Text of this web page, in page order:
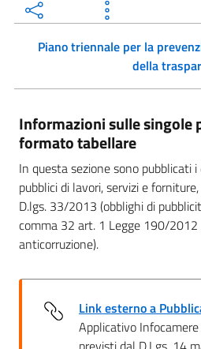
Piano triennale per la prevenzione della corruzione e
della
Informazioni sulle singole
formato tabellare
In questa sezione sono
pubblici di lavori, servizi e
D.lgs. 33/2013 (obblighi di
comma 32 art. 1 Legge 190/2012
anticorruzione).
Link esterno a
Applicativo